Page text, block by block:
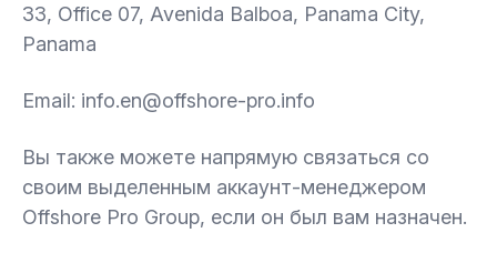
33, Office 07, Avenida Balboa, Panama City,
Panama
Email: info.en@offshore-pro.info
Вы также можете напрямую связаться со
своим выделенным аккаунт-менеджером
Offshore Pro Group, если он был вам назначен.